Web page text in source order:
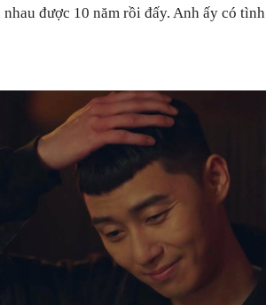
được 10 năm rồi đấy. Anh ấy có